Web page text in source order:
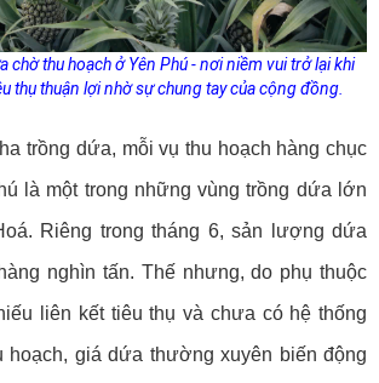
chờ thu hoạch ở Yên Phú - nơi niềm vui trở lại khi
thụ thuận lợi nhờ sự chung tay của cộng đồng.
trồng dứa, mỗi vụ thu hoạch hàng chục
là một trong những vùng trồng dứa lớn
Riêng trong tháng 6, sản lượng dứa
nghìn tấn. Thế nhưng, do phụ thuộc
liên kết tiêu thụ và chưa có hệ thống
hoạch, giá dứa thường xuyên biến động